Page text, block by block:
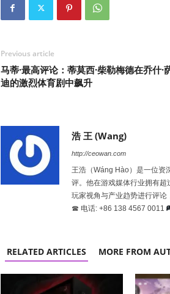
Previous article
马蒂·最高评论：蒂莫西·柴勒梅德在乔什·
迪的激烈体育剧中飙升
浩 王 (Wang)
http://ceowan.com
王浩（Wáng Hào）是一位资
评。他在游戏媒体行业拥有
玩家视角与产业趋势进行评论
☎ 电话: +86 138 4567 0011
RELATED ARTICLES MORE FROM